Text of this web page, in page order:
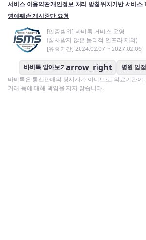
서비스 이용약관개인정보 처리 방침위치기반 서비스
명예훼손 게시중단 요청
[인증범위] 바비톡 서비스 운영
(심사받지 않은 물리적 인프라 제외)
[유효기간] 2024.02.07 ~ 2027.02.06
바비톡 알아보기arrow_right 병원 입
바비톡은 통신판매의 당사자가 아니므로, 의료기관이
거래 등에 대해 책임을 지지 않습니다.